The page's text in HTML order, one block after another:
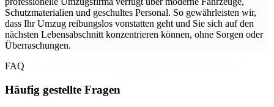
Schutzmaterialien und geschultes Personal. So gewährleisten wir,
dass Ihr Umzug reibungslos vonstatten geht und Sie sich auf den
nächsten Lebensabschnitt konzentrieren können, ohne Sorgen oder
Überraschungen.
FAQ
Häufig gestellte Fragen